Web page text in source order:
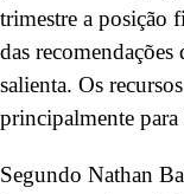
trimestre a posição
das
salienta. Os
principalmente
Segundo Nathan